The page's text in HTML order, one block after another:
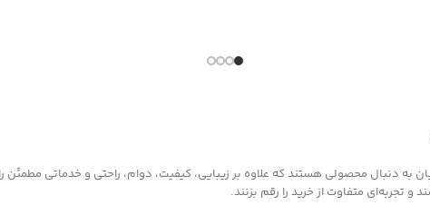
دنبال محصولی هستند که علاوه بر زیبایی، کیفیت، دوام، راحتی و خدماتی مطمئن
تجربه‌ای متفاوت از خرید را رقم بزنند.